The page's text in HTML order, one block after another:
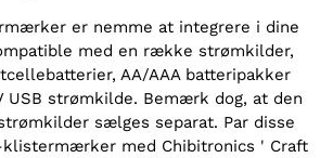
er nemme at integrere i dine
med en række strømkilder,
AA/AAA batteripakker
USB strømkilde. Bemærk dog, at den
sælges separat. Par disse
klistermærker med Chibitronics ' Craft